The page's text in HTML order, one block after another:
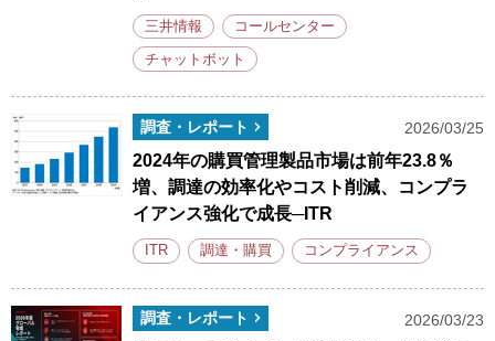
三井情報 コールセンター
チャットボット
調査・レポート 2026/03/25
2024年の購買管理製品市場は前年23.8％
増、調達の効率化やコスト削減、コンプラ
イアンス強化で成長─ITR
ITR 調達・購買 コンプライアンス
調査・レポート 2026/03/23